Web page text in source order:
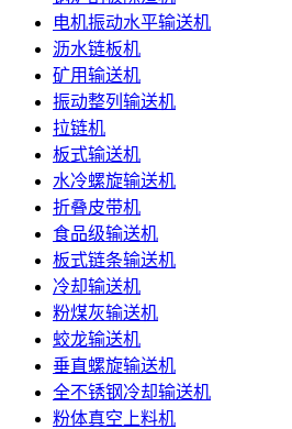
电机振动水平输送机
沥水链板机
矿用输送机
振动整列输送机
拉链机
板式输送机
水冷螺旋输送机
折叠皮带机
食品级输送机
板式链条输送机
冷却输送机
粉煤灰输送机
蛟龙输送机
垂直螺旋输送机
全不锈钢冷却输送机
粉体真空上料机